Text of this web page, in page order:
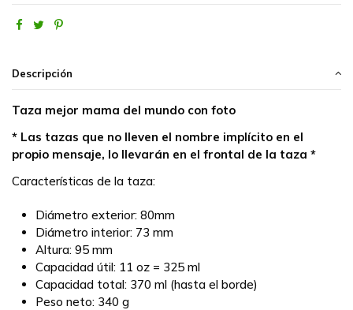
Descripción
Taza mejor mama del mundo con foto
* Las tazas que no lleven el nombre implícito en el
propio mensaje, lo llevarán en el frontal de la taza *
Características de la taza:
Diámetro exterior: 80mm
Diámetro interior: 73 mm
Altura: 95 mm
Capacidad útil: 11 oz = 325 ml
Capacidad total: 370 ml (hasta el borde)
Peso neto: 340 g